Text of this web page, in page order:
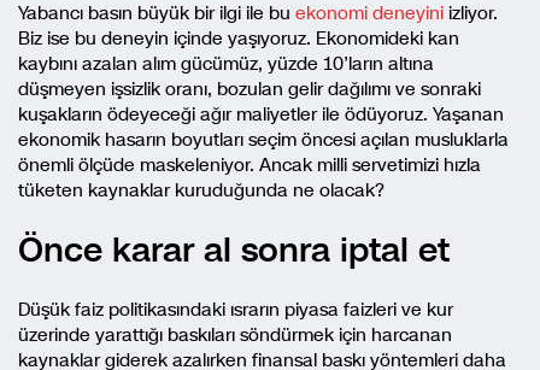
Yabancı basın büyük bir ilgi ile bu ekonomi deneyini izliyor.
Biz ise bu deneyin içinde yaşıyoruz. Ekonomideki kan
kaybını azalan alım gücümüz, yüzde 10’ların altına
düşmeyen işsizlik oranı, bozulan gelir dağılımı ve sonraki
kuşakların ödeyeceği ağır maliyetler ile ödüyoruz. Yaşanan
ekonomik hasarın boyutları seçim öncesi açılan musluklarla
önemli ölçüde maskeleniyor. Ancak milli servetimizi hızla
tüketen kaynaklar kuruduğunda ne olacak?
Önce karar al sonra iptal et
Düşük faiz politikasındaki ısrarın piyasa faizleri ve kur
üzerinde yarattığı baskıları söndürmek için harcanan
kaynaklar giderek azalırken finansal baskı yöntemleri daha